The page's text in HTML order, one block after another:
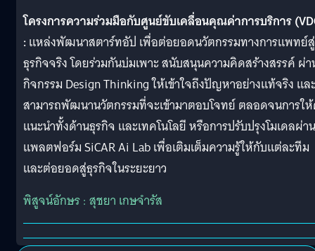
โครงการความร่วมมือกับศูนย์ขับเคลื่อนคุณค่าการบริการ
:แหล่งพัฒนาสตาร์ทอัป เพื่อต่อยอดนวัตกรรมทางการแพทย์สู่
ธุรกิจจริง โดยร่วมกันบ่มเพาะ สนับสนุนความคิดสร้างสรรค์ ผ่
กิจกรรม Design Thinking ให้เข้าใจถึงปัญหาอย่างแท้จริง แล
สามารถพัฒนานวัตกรรมที่จะเข้ามาตอบโจทย์ ตลอดจนการใ
แนะนำทั้งด้านธุรกิจ และเทคโนโลยี หรือการปรับปรุงโมเดลผ่าน
แพลตฟอร์ม SiCAR Ai Lab เพื่อเติมเต็มความรู้ให้กับแต่ละทีม
และต่อยอดสู่ธุรกิจในระยะยาว
พิสูจน์อักษร : สุชยา เกษจำรัส